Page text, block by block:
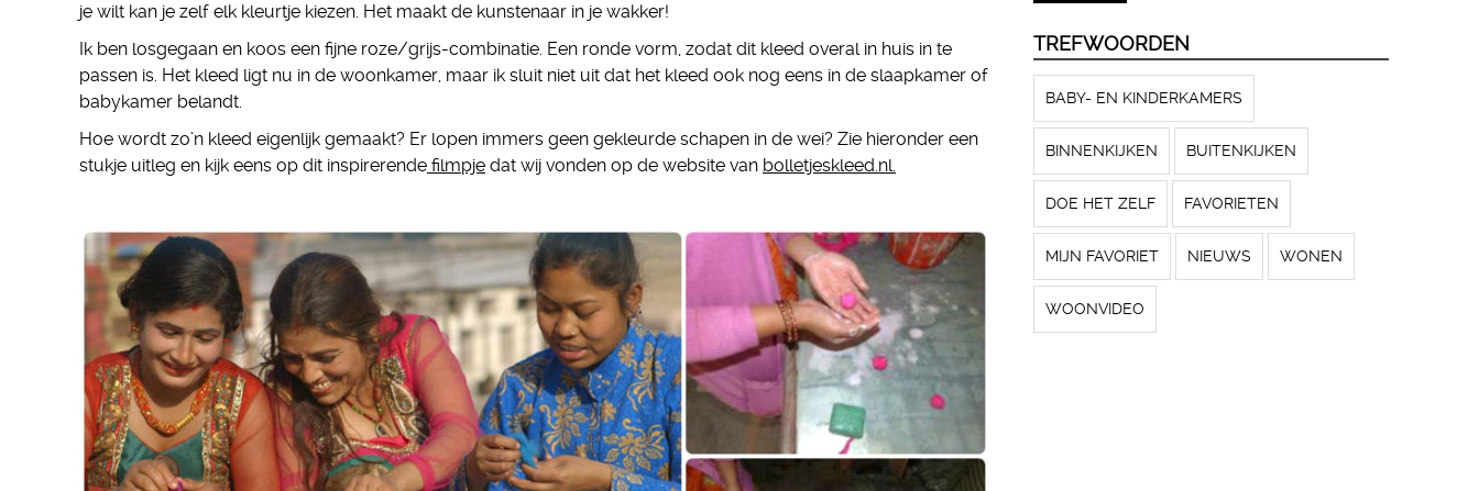
je wilt kan je zelf elk kleurtje kiezen. Het maakt de kunstenaar in je wakker!
Ik ben losgegaan en koos een fijne roze/grijs-combinatie. Een ronde vorm, zodat dit kleed overal in huis in te
passen is. Het kleed ligt nu in de woonkamer, maar ik sluit niet uit dat het kleed ook nog eens in de slaapkamer of
babykamer belandt.
Hoe wordt zo’n kleed eigenlijk gemaakt? Er lopen immers geen gekleurde schapen in de wei? Zie hieronder een
stukje uitleg en kijk eens op dit inspirerende filmpje dat wij vonden op de website van bolletjeskleed.nl.
TREFWOORDEN
BABY- EN KINDERKAMERS
BINNENKIJKEN BUITENKIJKEN
DOE HET ZELF FAVORIETEN
MIJN FAVORIET NIEUWS WONEN
WOONVIDEO